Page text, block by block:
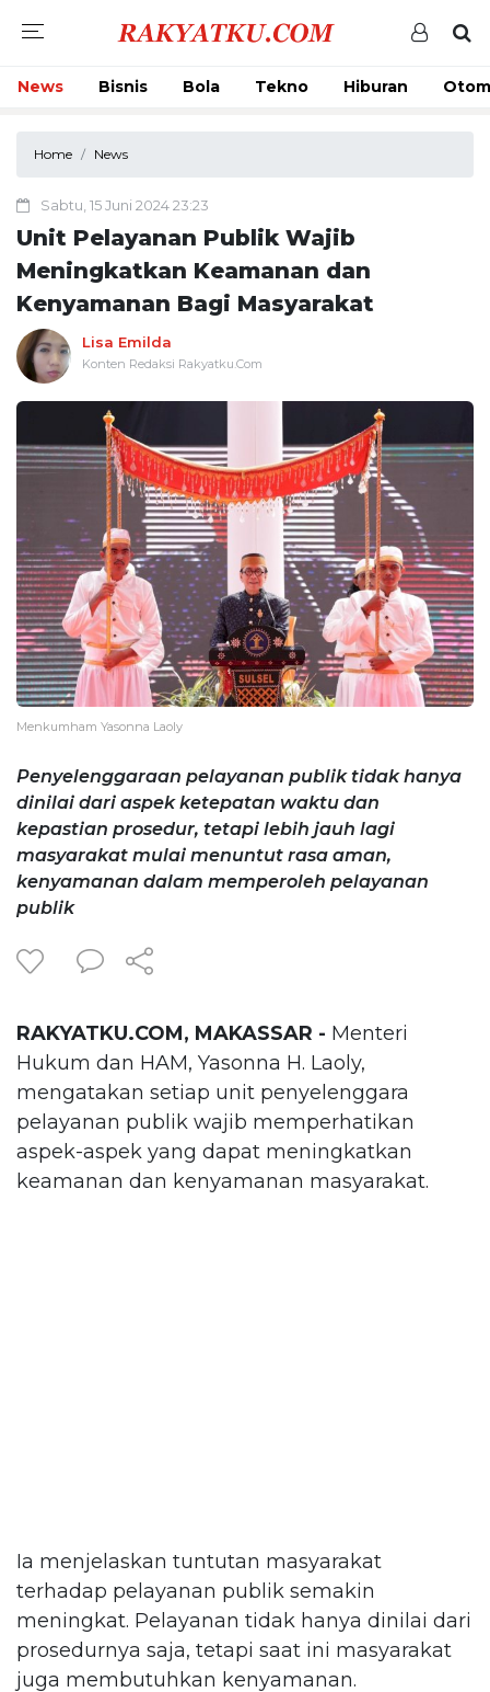
News Bisnis Bola Tekno Hiburan
Home News
Sabtu, 15 Juni 2024 23:23
Unit Pelayanan Publik Wajib
Meningkatkan Keamanan dan
Kenyamanan Bagi Masyarakat
Lisa Emilda
Konten Redaksi Rakyatku.Com
Menkumham Yasonna Laoly
Penyelenggaraan pelayanan publik tidak hanya
dinilai dari aspek ketepatan waktu dan
kepastian prosedur, tetapi lebih jauh lagi
masyarakat mulai menuntut rasa aman,
kenyamanan dalam memperoleh pelayanan
publik
RAKYATKU.COM, MAKASSAR - Menteri
Hukum dan HAM, Yasonna H. Laoly,
mengatakan setiap unit penyelenggara
pelayanan publik wajib memperhatikan
aspek-aspek yang dapat meningkatkan
keamanan dan kenyamanan masyarakat.
Ia menjelaskan tuntutan masyarakat
terhadap pelayanan publik semakin
meningkat. Pelayanan tidak hanya dinilai dari
prosedurnya saja, tetapi saat ini masyarakat
juga membutuhkan kenyamanan.